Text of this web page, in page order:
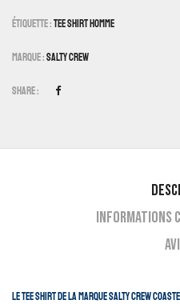
Étiquette :Tee Shirt Homme
Marque :Salty Crew
Share :
Informations
Le tee shirt de la marque Salty Crew